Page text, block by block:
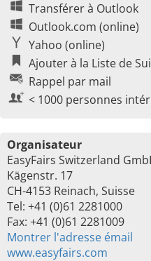
Transférer à Outlook
Outlook.com (online)
Yahoo (online)
Ajouter à la Liste de
Rappel par mail
< 1000 personnes
Organisateur
EasyFairs Switzerland
Kägenstr. 17
CH-4153 Reinach, Suisse
Tel: +41 (0)61 2281000
Fax: +41 (0)61 2281009
Montrer l'adresse émail
www.easyfairs.com